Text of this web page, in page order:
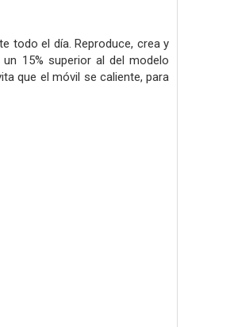
todo el día. Reproduce, crea y
15% superior al del modelo
que el móvil se caliente, para